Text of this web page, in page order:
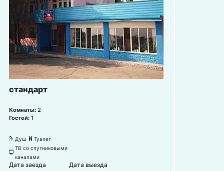
стандарт
Комнаты: 2
Гостей: 1
댴 Душ 댃 Туалет
넎
ТВ со спутниковыми
каналами
Дата заезда Дата выезда